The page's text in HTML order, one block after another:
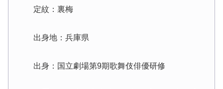
定紋：裏梅
出身地：兵庫県
出身：国立劇場第9期歌舞伎俳優研修